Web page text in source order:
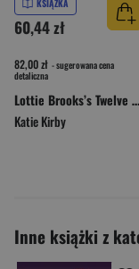
KSIĄŻKA
60,44 zł
82,00 zł - sugerowana cena
detaliczna
Lottie Brooks’s Twelve Disasters of Christmas
Katie Kirby
Inne książki z